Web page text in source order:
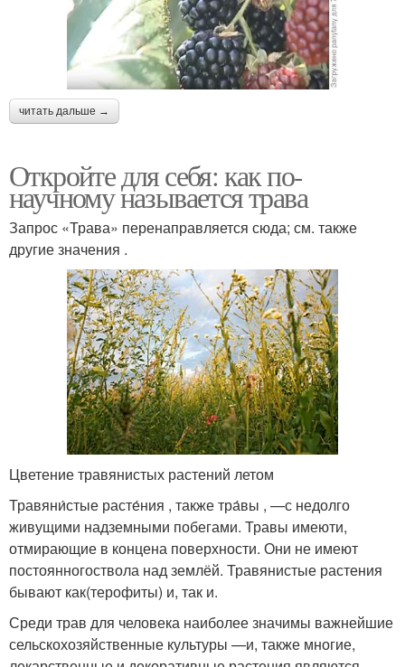
читать дальше →
Откройте для себя: как по-
научному называется трава
Запрос «Трава» перенаправляется сюда; см. также
другие значения .
Цветение травянистых растений летом
Травяни́стые расте́ния , также тра́вы , —с недолго
живущими надземными побегами. Травы имеюти,
отмирающие в концена поверхности. Они не имеют
постоянногоствола над землёй. Травянистые растения
бывают как(терофиты) и, так и.
Среди трав для человека наиболее значимы важнейшие
сельскохозяйственные культуры —и, также многие,